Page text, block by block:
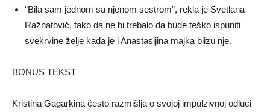
“Bila sam jednom sa njenom sestrom”, rekla je Svetlana
Ražnatovič, tako da ne bi trebalo da bude teško ispuniti
svekrvine želje kada je i Anastasijina majka blizu nje.
BONUS TEKST
Kristina Gagarkina često razmišlja o svojoj impulzivnoj odluci